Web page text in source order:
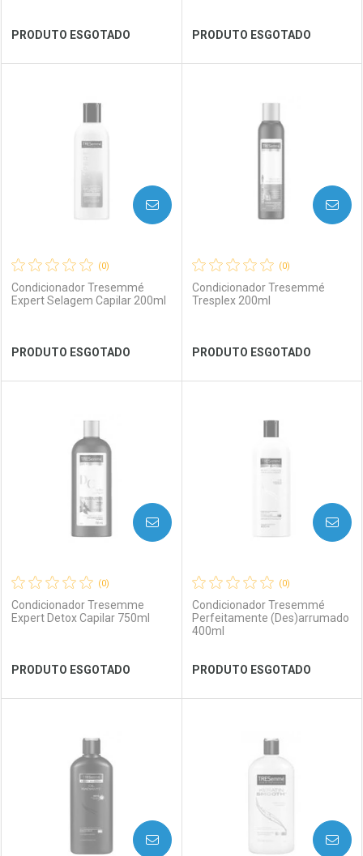
Ver Desconto Convênio Ver Desconto Convênio
PRODUTO ESGOTADO
Ver Desconto Convênio
PRODUTO ESGOTADO
Laboratório
Ver Desconto Convênio
Por Menos
(0)
Condicionador Tresemmé
Expert Selagem Capilar 200ml
PRODUTO ESGOTADO
AVISE-ME
Laboratório
Ver Desconto Convênio
Por Menos
(0)
Condicionador Tresemmé
Tresplex 200ml
PRODUTO ESGOTADO
AVISE-ME
Ver Desconto Convênio
(0)
Condicionador Tresemme
Expert Detox Capilar 750ml
PRODUTO ESGOTADO
AVISE-ME
Laboratório
Por Menos
(0)
Condicionador Tresemmé
Perfeitamente (Des)arrumado
400ml
PRODUTO ESGOTADO
AVISE-ME
Laboratório
Por Menos
AVISE-ME AVISE-ME